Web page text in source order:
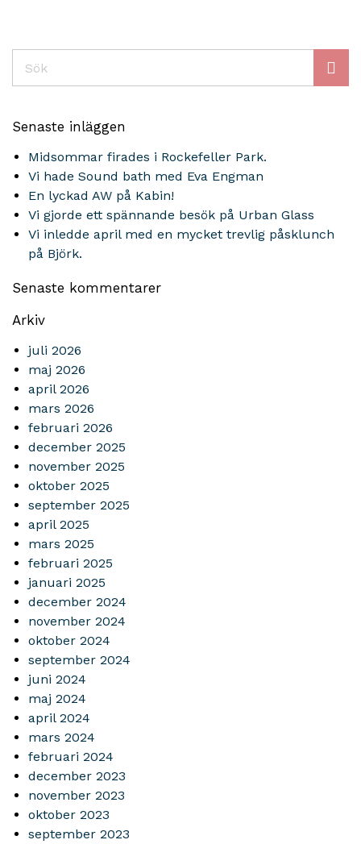
Senaste inläggen
Midsommar firades i Rockefeller Park.
Vi hade Sound bath med Eva Engman
En lyckad AW på Kabin!
Vi gjorde ett spännande besök på Urban Glass
Vi inledde april med en mycket trevlig påsklunch
på Björk.
Senaste kommentarer
Arkiv
juli 2026
maj 2026
april 2026
mars 2026
februari 2026
december 2025
november 2025
oktober 2025
september 2025
april 2025
mars 2025
februari 2025
januari 2025
december 2024
november 2024
oktober 2024
september 2024
juni 2024
maj 2024
april 2024
mars 2024
februari 2024
december 2023
november 2023
oktober 2023
september 2023